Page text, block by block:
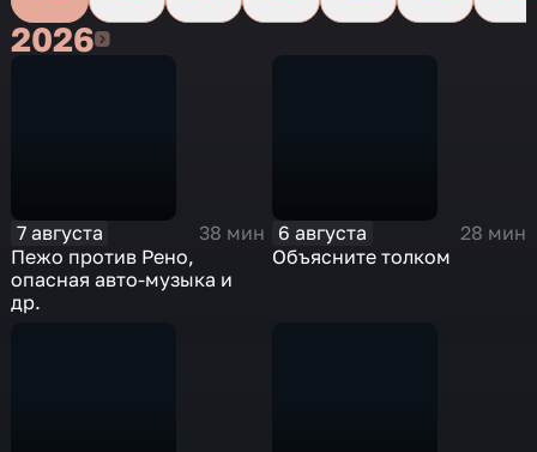
20262026
7 августа
38 мин
Пежо против Рено,
опасная авто-музыка и
др.
6 августа
28 мин
Объясните толком